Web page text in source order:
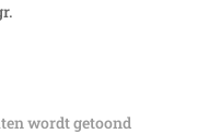
wordt getoond